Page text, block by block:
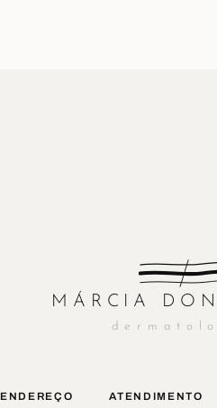
MÁRCIA
ENDEREÇO ATENDIMENTO